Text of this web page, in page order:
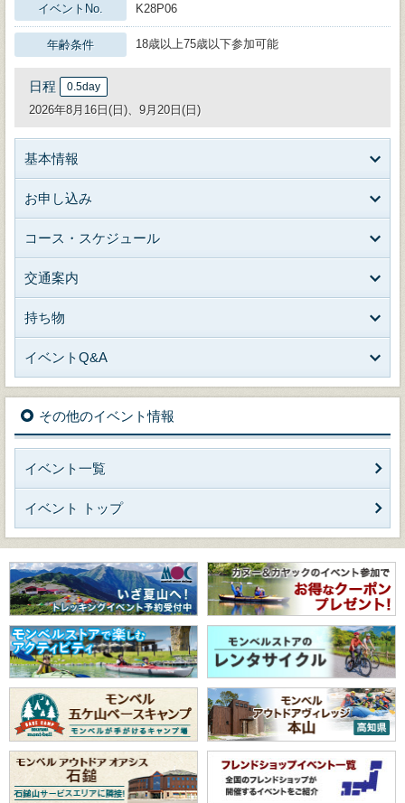
イベントNo. K28P06
年齢条件 18歳以上75歳以下参加可能
日程 0.5day
2026年8月16日(日)、9月20日(日)
基本情報
お申し込み
コース・スケジュール
交通案内
持ち物
イベントQ&A
その他のイベント情報
イベント一覧
イベント トップ